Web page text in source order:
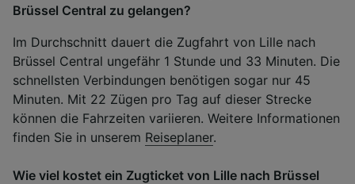
Brüssel Central zu gelangen?
Im Durchschnitt dauert die Zugfahrt von Lille nach
Brüssel Central ungefähr 1 Stunde und 33 Minuten. Die
schnellsten Verbindungen benötigen sogar nur 45
Minuten. Mit 22 Zügen pro Tag auf dieser Strecke
können die Fahrzeiten variieren. Weitere Informationen
finden Sie in unserem Reiseplaner.
Wie viel kostet ein Zugticket von Lille nach Brüssel